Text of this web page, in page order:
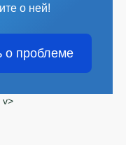
о ней!
о проблеме
v>